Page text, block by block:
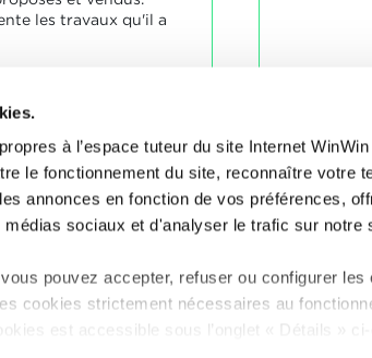
à l’espace tuteur du site Internet
le fonctionnement du site, reconnaître votre
annonces en fonction de vos préférences,
sociaux et d'analyser le trafic sur notre
pouvez accepter, refuser ou configurer les
cookies strictement nécessaires au
est accessible sous l’onglet « Détails » ci-
les travaux qu'il a
des explications
correctes à propos
une documentation
complète et correcte.